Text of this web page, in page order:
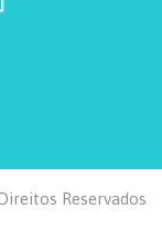
Reservados